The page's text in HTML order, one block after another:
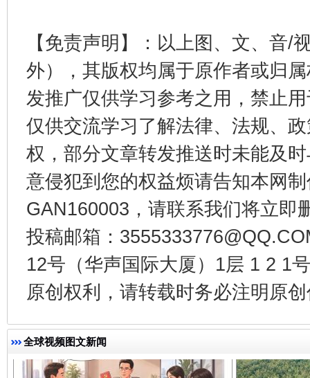
【免责声明】：以上图、文、音/
外），其版权均属于原作者或归
发推广仅供学习参考之用，禁止
仅供交流学习了解法律、法规、
权，部分文章转发推送时未能及
意侵犯到您的权益烦请告知本网
GAN160003，请联系我们将立即
投稿邮箱：
12号（华声国际大厦）1层 1 2 1
原创权利，请转载时务必注明原
全球视频图文新闻
千年窑火 生生不息 一